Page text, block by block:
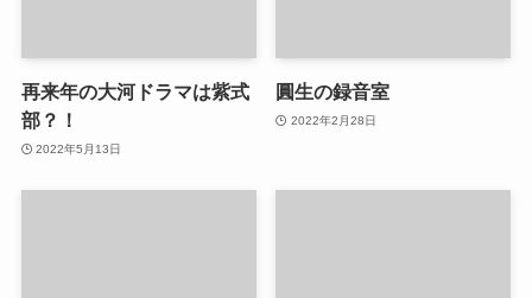
再来年の大河ドラマは紫式
部？！
2022年5月13日
圓生の録音室
2022年2月28日